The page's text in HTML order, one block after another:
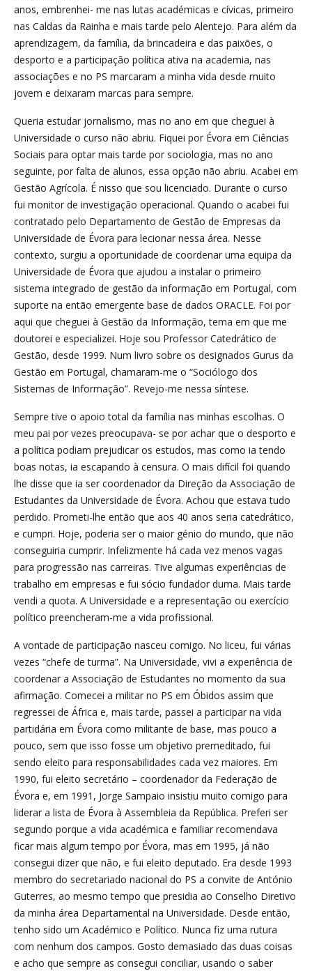
anos, embrenhei- me nas lutas académicas e cívicas, primeiro
nas Caldas da Rainha e mais tarde pelo Alentejo. Para além da
aprendizagem, da família, da brincadeira e das paixões, o
desporto e a participação política ativa na academia, nas
associações e no PS marcaram a minha vida desde muito
jovem e deixaram marcas para sempre.
Queria estudar jornalismo, mas no ano em que cheguei à
Universidade o curso não abriu. Fiquei por Évora em Ciências
Sociais para optar mais tarde por sociologia, mas no ano
seguinte, por falta de alunos, essa opção não abriu. Acabei em
Gestão Agrícola. É nisso que sou licenciado. Durante o curso
fui monitor de investigação operacional. Quando o acabei fui
contratado pelo Departamento de Gestão de Empresas da
Universidade de Évora para lecionar nessa área. Nesse
contexto, surgiu a oportunidade de coordenar uma equipa da
Universidade de Évora que ajudou a instalar o primeiro
sistema integrado de gestão da informação em Portugal, com
suporte na então emergente base de dados ORACLE. Foi por
aqui que cheguei à Gestão da Informação, tema em que me
doutorei e especializei. Hoje sou Professor Catedrático de
Gestão, desde 1999. Num livro sobre os designados Gurus da
Gestão em Portugal, chamaram-me o “Sociólogo dos
Sistemas de Informação”. Revejo-me nessa síntese.
Sempre tive o apoio total da família nas minhas escolhas. O
meu pai por vezes preocupava- se por achar que o desporto e
a política podiam prejudicar os estudos, mas como ia tendo
boas notas, ia escapando à censura. O mais difícil foi quando
lhe disse que ia ser coordenador da Direção da Associação de
Estudantes da Universidade de Évora. Achou que estava tudo
perdido. Prometi-lhe então que aos 40 anos seria catedrático,
e cumpri. Hoje, poderia ser o maior génio do mundo, que não
conseguiria cumprir. Infelizmente há cada vez menos vagas
para progressão nas carreiras. Tive algumas experiências de
trabalho em empresas e fui sócio fundador duma. Mais tarde
vendi a quota. A Universidade e a representação ou exercício
político preencheram-me a vida profissional.
A vontade de participação nasceu comigo. No liceu, fui várias
vezes “chefe de turma”. Na Universidade, vivi a experiência de
coordenar a Associação de Estudantes no momento da sua
afirmação. Comecei a militar no PS em Óbidos assim que
regressei de África e, mais tarde, passei a participar na vida
partidária em Évora como militante de base, mas pouco a
pouco, sem que isso fosse um objetivo premeditado, fui
sendo eleito para responsabilidades cada vez maiores. Em
1990, fui eleito secretário – coordenador da Federação de
Évora e, em 1991, Jorge Sampaio insistiu muito comigo para
liderar a lista de Évora à Assembleia da República. Preferi ser
segundo porque a vida académica e familiar recomendava
ficar mais algum tempo por Évora, mas em 1995, já não
consegui dizer que não, e fui eleito deputado. Era desde 1993
membro do secretariado nacional do PS a convite de António
Guterres, ao mesmo tempo que presidia ao Conselho Diretivo
da minha área Departamental na Universidade. Desde então,
tenho sido um Académico e Político. Nunca fiz uma rutura
com nenhum dos campos. Gosto demasiado das duas coisas
e acho que sempre as consegui conciliar, usando o saber